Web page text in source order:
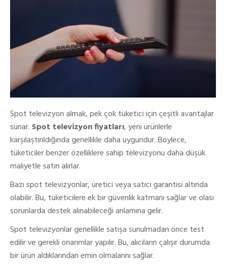
Spot televizyon almak, pek çok tüketici için çeşitli avantajlar
sunar. Spot televizyon fiyatları, yeni ürünlerle
karşılaştırıldığında genellikle daha uygundur. Böylece,
tüketiciler benzer özelliklere sahip televizyonu daha düşük
maliyetle satın alırlar.
Bazı spot televizyonlar, üretici veya satıcı garantisi altında
olabilir. Bu, tüketicilere ek bir güvenlik katmanı sağlar ve olası
sorunlarda destek alınabileceği anlamına gelir.
Spot televizyonlar genellikle satışa sunulmadan önce test
edilir ve gerekli onarımlar yapılır. Bu, alıcıların çalışır durumda
bir ürün aldıklarından emin olmalarını sağlar.